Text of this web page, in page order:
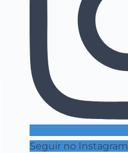
Seguir no Instagram